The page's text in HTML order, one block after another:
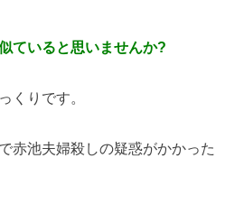
ていると思いませんか?
くりです。
赤池夫婦殺しの疑惑がかかった